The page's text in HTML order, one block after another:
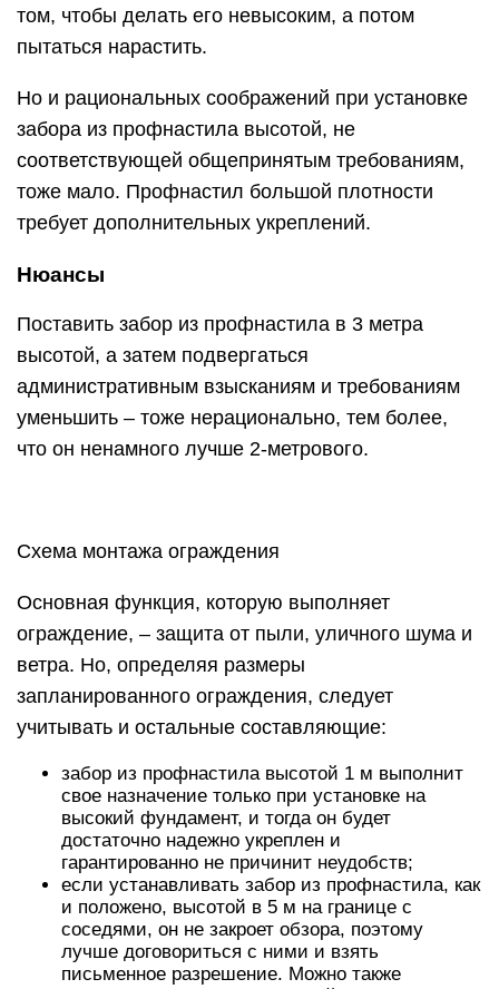
том, чтобы делать его невысоким, а потом
пытаться нарастить.
Но и рациональных соображений при установке
забора из профнастила высотой, не
соответствующей общепринятым требованиям,
тоже мало. Профнастил большой плотности
требует дополнительных укреплений.
Нюансы
Поставить забор из профнастила в 3 метра
высотой, а затем подвергаться
административным взысканиям и требованиям
уменьшить – тоже нерационально, тем более,
что он ненамного лучше 2-метрового.
Схема монтажа ограждения
Основная функция, которую выполняет
ограждение, – защита от пыли, уличного шума и
ветра. Но, определяя размеры
запланированного ограждения, следует
учитывать и остальные составляющие:
забор из профнастила высотой 1 м выполнит
свое назначение только при установке на
высокий фундамент, и тогда он будет
достаточно надежно укреплен и
гарантированно не причинит неудобств;
если устанавливать забор из профнастила, как
и положено, высотой в 5 м на границе с
соседями, он не закроет обзора, поэтому
лучше договориться с ними и взять
письменное разрешение. Можно также